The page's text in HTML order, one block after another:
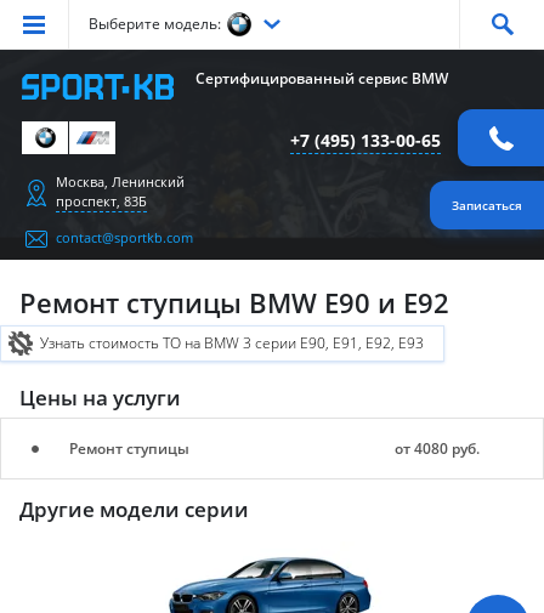
Выберите модель:
Серия Серия Серия
СерияX3
Серия X4 X6 СерияZ4 СерияM
Сертифицированный сервис BMW
+7 (495) 133-00-65
Записаться
Москва, Ленинский
проспект, 83Б
contact@sportkb.com
Ремонт ступицы BMW E90 и E92
Узнать стоимость ТО на BMW 3 серии E90, E91, E92, E93
Цены на услуги
Ремонт ступицы от 4080 руб.
Другие модели серии